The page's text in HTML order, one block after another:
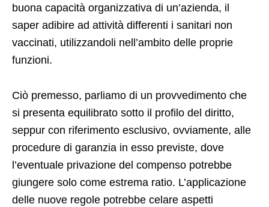
buona capacità organizzativa di un’azienda, il
saper adibire ad attività differenti i sanitari non
vaccinati, utilizzandoli nell’ambito delle proprie
funzioni.
Ciò premesso, parliamo di un provvedimento che
si presenta equilibrato sotto il profilo del diritto,
seppur con riferimento esclusivo, ovviamente, alle
procedure di garanzia in esso previste, dove
l’eventuale privazione del compenso potrebbe
giungere solo come estrema ratio. L’applicazione
delle nuove regole potrebbe celare aspetti